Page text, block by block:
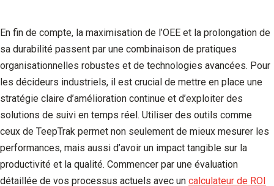
En fin de compte, la maximisation de l’OEE et la prolongation de
sa durabilité passent par une combinaison de pratiques
organisationnelles robustes et de technologies avancées. Pour
les décideurs industriels, il est crucial de mettre en place une
stratégie claire d’amélioration continue et d’exploiter des
solutions de suivi en temps réel. Utiliser des outils comme
ceux de TeepTrak permet non seulement de mieux mesurer les
performances, mais aussi d’avoir un impact tangible sur la
productivité et la qualité. Commencer par une évaluation
détaillée de vos processus actuels avec un calculateur de ROI